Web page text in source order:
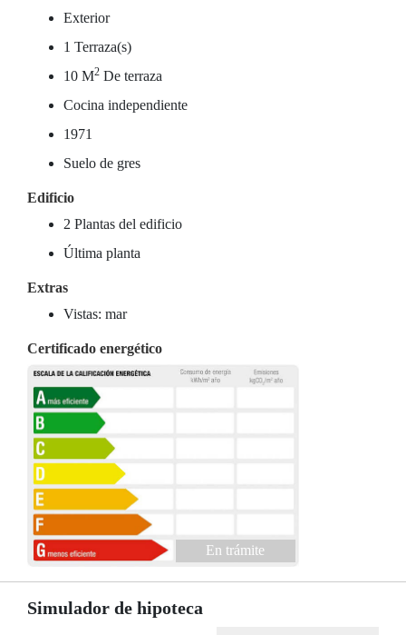
Exterior
1 Terraza(s)
10 M2 De terraza
Cocina independiente
1971
Suelo de gres
Edificio
2 Plantas del edificio
Última planta
Extras
Vistas: mar
Certificado energético
En trámite
Simulador de hipoteca